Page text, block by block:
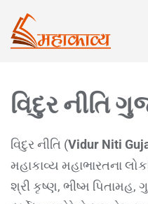
વિદુર નીતિ
વિદુર નીતિ (Vidur Niti
મહાકાવ્ય મહાભારતના
શ્રી કૃષ્ણ, ભીષ્મ પિતામહ,